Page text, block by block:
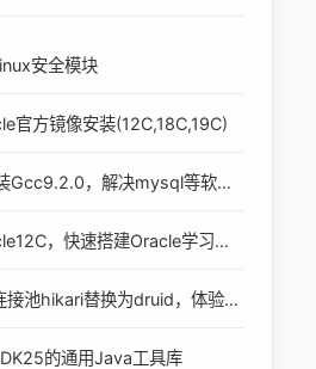
安全模块
官方镜像安装(12C,18C,19C)
Gcc9.2.0，解决mysql等软件
，快速搭建Oracle学习环
池hikari替换为druid，体验最
的通用Java工具库